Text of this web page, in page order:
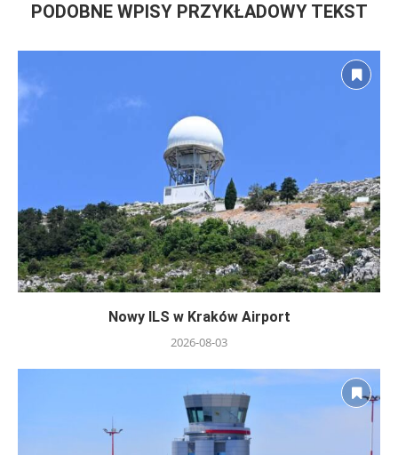
PODOBNE WPISY PRZYKŁADOWY TEKST
Nowy ILS w Kraków Airport
2026-08-03